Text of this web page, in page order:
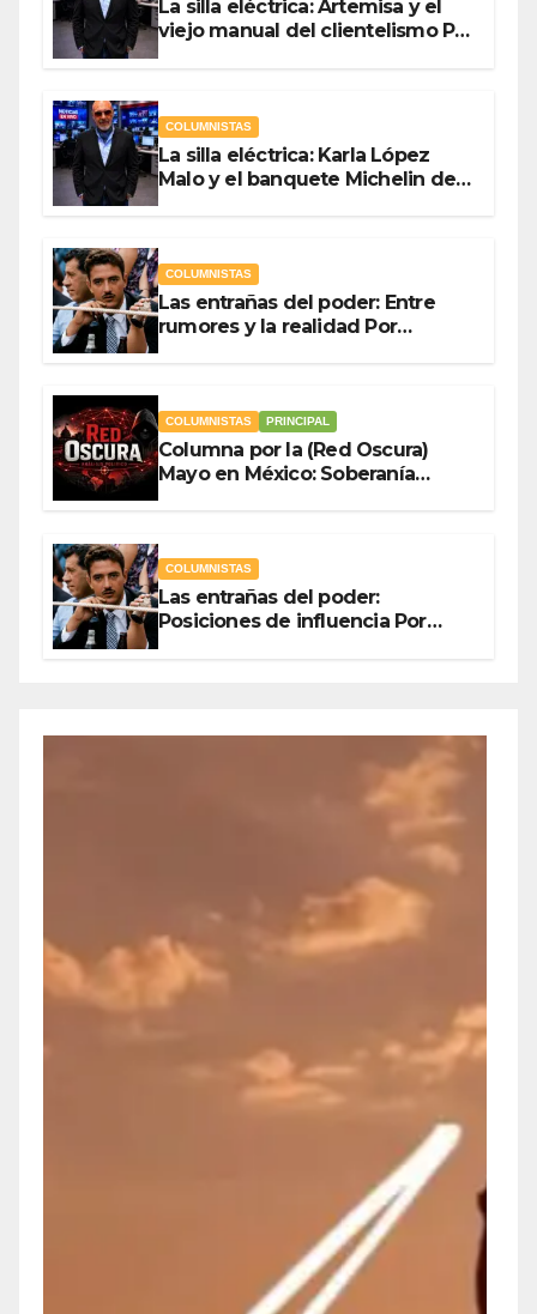
La silla eléctrica: Artemisa y el
viejo manual del clientelismo Por
COLUMNISTAS
La silla eléctrica: Karla López
Malo y el banquete Michelin del
COLUMNISTAS
Las entrañas del poder: Entre
rumores y la realidad Por
COLUMNISTAS PRINCIPAL
Columna por la (Red Oscura)
Mayo en México: Soberanía
COLUMNISTAS
Las entrañas del poder:
Posiciones de influencia Por